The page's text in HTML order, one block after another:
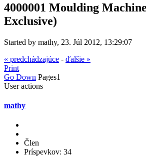
4000001 Moulding
Exclusive)
Started by mathy, 23. Júl 2012, 13:29:07
« predchádzajúce - ďalšie »
Print
Go Down Pages1
User actions
mathy
Člen
Príspevkov: 34